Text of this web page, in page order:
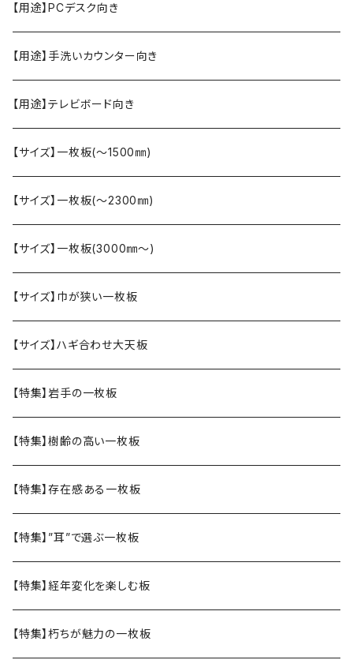
【用途】PCデスク向き
【用途】手洗いカウンター向き
【用途】テレビボード向き
【サイズ】一枚板(〜1500㎜)
【サイズ】一枚板(〜2300㎜)
【サイズ】一枚板(3000㎜〜)
【サイズ】巾が狭い一枚板
【サイズ】ハギ合わせ大天板
【特集】岩手の一枚板
【特集】樹齢の高い一枚板
【特集】存在感ある一枚板
【特集】”耳”で選ぶ一枚板
【特集】経年変化を楽しむ板
【特集】朽ちが魅力の一枚板